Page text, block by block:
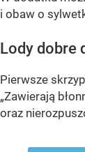
i obaw o
Lody dobre
Pierwsze
„Zawierają
oraz